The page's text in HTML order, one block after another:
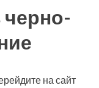
черно-
на сайт